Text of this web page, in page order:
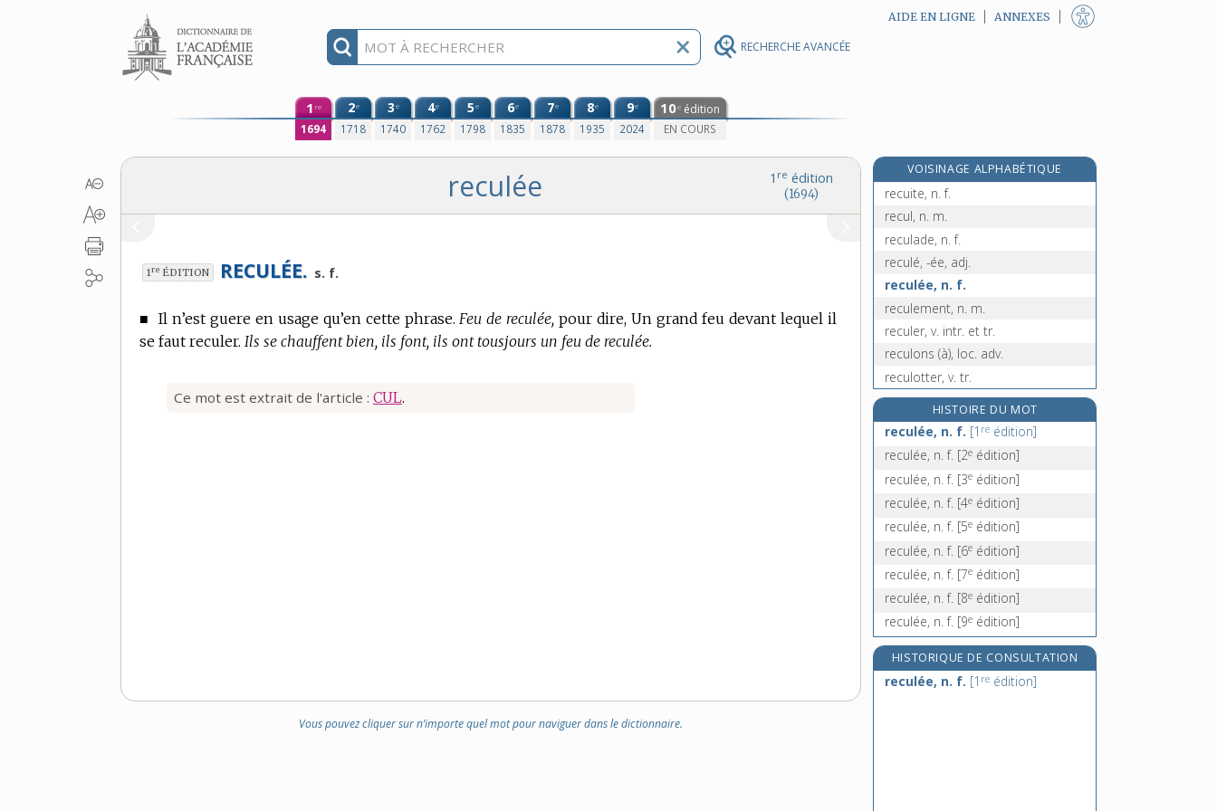
RECHERCHE AVANCÉE
Aller au contenu AIDE EN LIGNE ANNEXES
1 re
1694
2e
1718
3e
1740
4e
1762
5e
1798
6e
1835
7e
1878
8e
1935
9e
2024
10e édition
EN COURS
1 re édition
(1694)
reculée
1re ÉDITION RECULÉE. s. f.
■ Il n’est guere en usage qu’en cette phrase. Feu de reculée, pour dire, Un grand feu devant lequel il
se faut reculer. Ils se chauffent bien, ils font, ils ont tousjours un feu de reculée.
Ce mot est extrait de l'article : CUL.
Vous pouvez cliquer sur n’importe quel mot pour naviguer dans le dictionnaire.
VOISINAGE ALPHABÉTIQUE
recuit, n. m.
recuite, n. f.
recul, n. m.
reculade, n. f.
reculé, -ée, adj.
reculée, n. f.
reculement, n. m.
reculer, v. intr. et tr.
reculons (à), loc. adv.
reculotter, v. tr.
récupérable, adj.
récupérateur, -trice, n. et adj.
récurage, n. m.
HISTOIRE DU MOT
reculée, n. f. [1 re édition]
reculée, n. f. [2e édition]
reculée, n. f. [3e édition]
reculée, n. f. [4e édition]
reculée, n. f. [5e édition]
reculée, n. f. [6e édition]
reculée, n. f. [7e édition]
reculée, n. f. [8e édition]
reculée, n. f. [9e édition]
HISTORIQUE DE CONSULTATION
reculée, n. f. [1 re édition]